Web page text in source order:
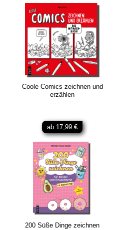
Coole Comics zeichnen und
erzählen
ab 17,99 €
200 Süße Dinge zeichnen